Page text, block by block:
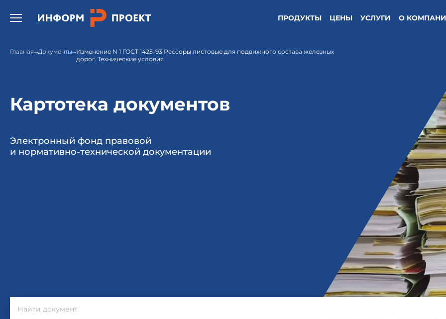
Открыть бургер меню. ПРОДУКТЫ ЦЕНЫ УСЛУГИ О
Главная Документы Изменение N 1 ГОСТ 1425-93 Рессоры листовые для подвижного состава железных
дорог. Технические условия
Картотека документов
Электронный фонд правовой
и нормативно-технической документации